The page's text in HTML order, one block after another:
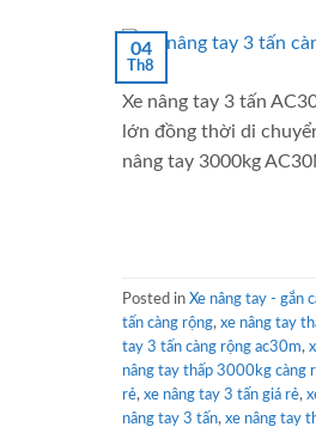
04
Th8
Xe nâng tay 3 tấn
lớn đồng thời di
nâng tay 3000kg
Posted in Xe nâng tay - gắn
tấn càng rộng, xe nâng tay
tay 3 tấn càng rộng ac30m,
nâng tay thấp 3000kg càng
rẻ, xe nâng tay 3 tấn giá rẻ,
nâng tay 3 tấn, xe nâng tay